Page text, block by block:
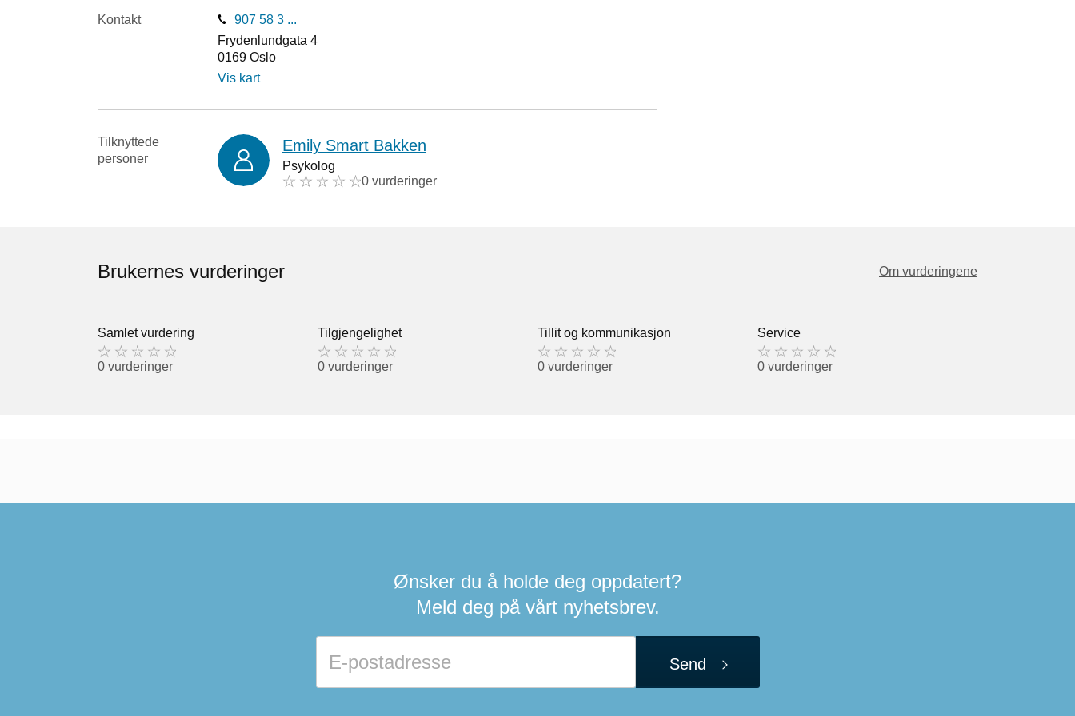
Kontakt
907 58 3 ...
Frydenlundgata 4
0169 Oslo
Vis kart
Tilknyttede
personer
Emily Smart Bakken
Psykolog
0 vurderinger
Brukernes vurderinger Om vurderingene
Samlet vurdering
0 vurderinger
Tilgjengelighet
0 vurderinger
Tillit og kommunikasjon
0 vurderinger
Service
0 vurderinger
Ønsker du å holde deg oppdatert?
Meld deg på vårt nyhetsbrev.
Send